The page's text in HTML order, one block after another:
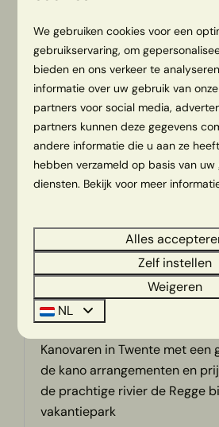
arrangementen.
MEER
Op het park
Kanovaren
Kanovaren in Twente met een
de kano arrangementen en
de prachtige rivier de Regge
vakantiepark
We gebruiken cookies voor een
gebruikservaring, om
bieden en ons verkeer te
informatie over uw gebruik van
partners voor social media,
partners kunnen deze gegevens
andere informatie die u aan ze
hebben verzameld op basis van uw
diensten. Bekijk voor meer
Alles
Zelf instellen
Weigeren
NL